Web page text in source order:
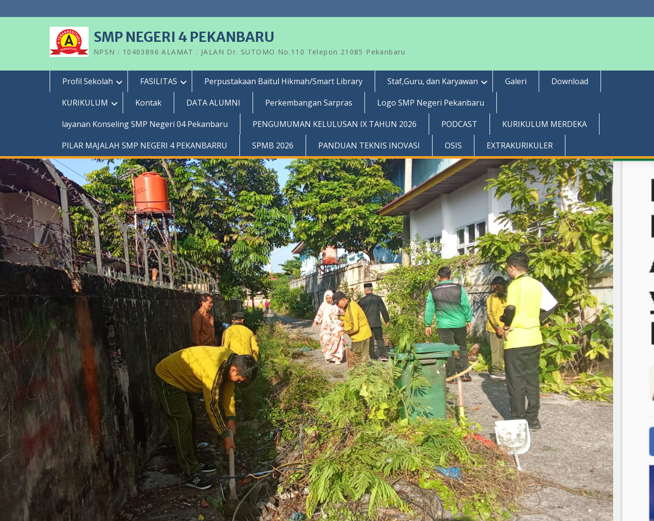
to
SMP NEGERI 4 PEKANBARU
NPSN : 10403896 ALAMAT : JALAN Dr. SUTOMO No.110 Telepon 21085 Pekanbaru
Profil Sekolah FASILITAS Perpustakaan Baitul Hikmah/Smart Library Staf,Guru, dan Karyawan Galeri
Download
KURIKULUM
Kontak DATA ALUMNI Perkembangan Sarpras
Logo SMP Negeri Pekanbaru
layanan Konseling SMP Negeri 04 Pekanbaru
PENGUMUMAN KELULUSAN IX TAHUN 2026 PODCAST
KURIKULUM MERDEKA
PILAR MAJALAH SMP NEGERI 4 PEKANBARRU
SPMB 2026 PANDUAN TEKNIS INOVASI OSIS EXTRAKURIKULER